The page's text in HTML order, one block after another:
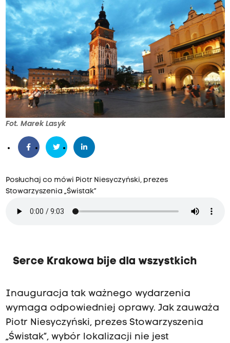
Fot. Marek Lasyk
Posłuchaj co mówi Piotr Niesyczyński, prezes
Stowarzyszenia „Świstak”
Serce Krakowa bije dla wszystkich
Inauguracja tak ważnego wydarzenia
wymaga odpowiedniej oprawy. Jak zauważa
Piotr Niesyczyński, prezes Stowarzyszenia
„Świstak”, wybór lokalizacji nie jest